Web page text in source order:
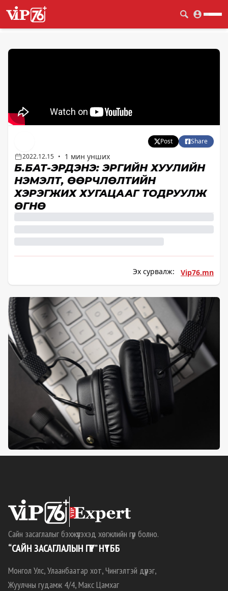
Post
Share
2022.12.15 • 1 мин унших
Б.БАТ-ЭРДЭНЭ: ЭРҮҮГИЙН ХУУЛИЙН
НЭМЭЛТ, ӨӨРЧЛӨЛТИЙН
ХЭРЭГЖИХ ХУГАЦААГ ТОДРУУЛЖ
ӨГНӨ ҮҮ
Эх сурвалж: Vip76.mn
Сайн засаглалыг бэхжүүлэхэд хөгжлийн гүүр болно.
“САЙН ЗАСАГЛАЛЫН ГҮҮР” НҮТББ
Монгол Улс, Улаанбаатар хот, Чингэлтэй дүүрэг,
Жуулчны гудамж 4/4, Макс Цамхаг